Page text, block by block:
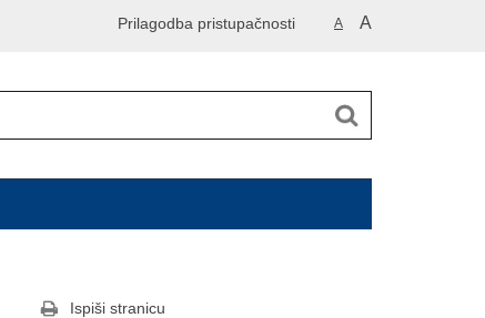
A A
Prilagodba pristupačnosti
Ispiši stranicu